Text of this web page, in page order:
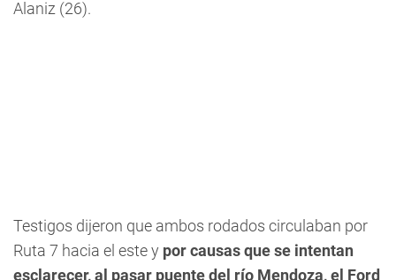
Alaniz (26).
Testigos dijeron que ambos rodados circulaban por
Ruta 7 hacia el este y por causas que se intentan
esclarecer, al pasar puente del río Mendoza, el Ford